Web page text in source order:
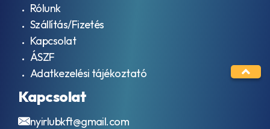
Rólunk
Szállítás/Fizetés
Kapcsolat
ÁSZF
Adatkezelési tájékoztató
Kapcsolat
nyirlubkft@gmail.com